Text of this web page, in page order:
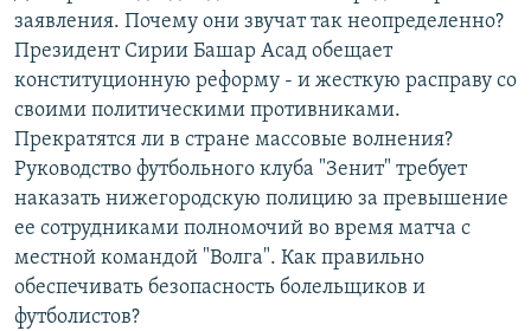
заявления. Почему они звучат так неопределенно?
Президент Сирии Башар Асад обещает
конституционную реформу - и жесткую расправу со
своими политическими противниками.
Прекратятся ли в стране массовые волнения?
Руководство футбольного клуба "Зенит" требует
наказать нижегородскую полицию за превышение
ее сотрудниками полномочий во время матча с
местной командой "Волга". Как правильно
обеспечивать безопасность болельщиков и
футболистов?